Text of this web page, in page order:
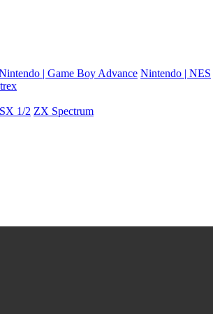
| Game Boy Advance Nintendo | NES
1/2 ZX Spectrum